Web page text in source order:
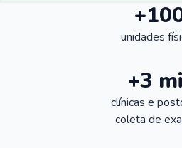
unidades
+3
clínicas e
coleta de